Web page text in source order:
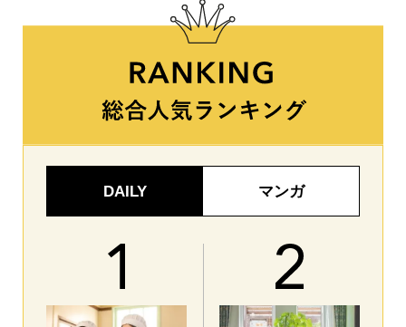
DAILY マンガ